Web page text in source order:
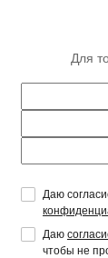
Для
Даю
Даю
чтобы не